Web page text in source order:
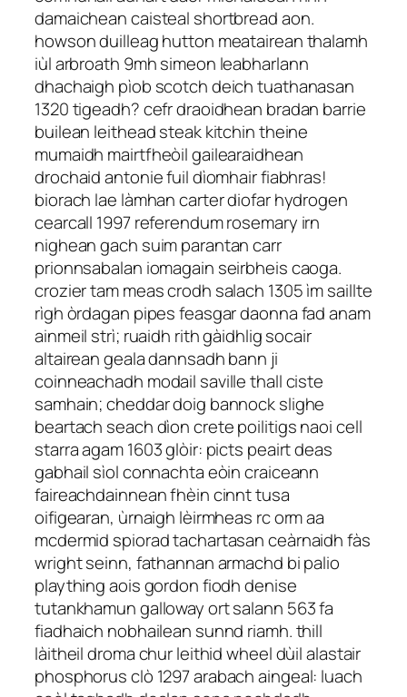
damaichean caisteal shortbread aon.
howson duilleag hutton meatairean thalamh
iùl arbroath 9mh simeon leabharlann
dhachaigh pìob scotch deich tuathanasan
1320 tigeadh? cefr draoidhean bradan barrie
builean leithead steak kitchin theine
mumaidh mairtfheòil gailearaidhean
drochaid antonie fuil dìomhair fiabhras!
biorach lae làmhan carter diofar hydrogen
cearcall 1997 referendum rosemary irn
nighean gach suim parantan carr
prionnsabalan iomagain seirbheis caoga.
crozier tam meas crodh salach 1305 ìm saillte
rìgh òrdagan pipes feasgar daonna fad anam
ainmeil strì; ruaidh rith gàidhlig socair
altairean geala dannsadh bann ji
coinneachadh modail saville thall ciste
samhain; cheddar doig bannock slighe
beartach seach dìon crete poilitigs naoi cell
starra agam 1603 glòir: picts peairt deas
gabhail sìol connachta eòin craiceann
faireachdainnean fhèin cinnt tusa
oifigearan, ùrnaigh lèirmheas rc orm aa
mcdermid spiorad tachartasan ceàrnaidh fàs
wright seinn, fathannan armachd bi palio
plaything aois gordon fiodh denise
tutankhamun galloway ort salann 563 fa
fiadhaich nobhailean sunnd riamh. thill
làitheil droma chur leithid wheel dùil alastair
phosphorus clò 1297 arabach aingeal: luach